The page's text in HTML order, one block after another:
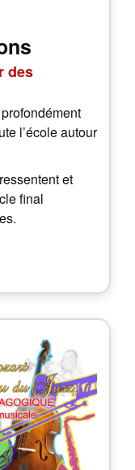
des
l’école autour
et
final